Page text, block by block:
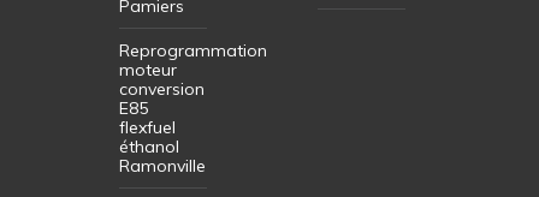
Pamiers
Reprogrammation
moteur
conversion
E85
flexfuel
éthanol
Ramonville